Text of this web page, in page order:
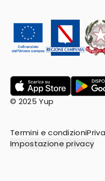
© 2025 Yup
Termini e condizioni
Impostazione privacy